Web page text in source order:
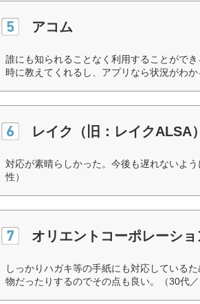
アコム
誰にも知られることなく利用することがで
時に教えてくれるし、アプリなら状況がわ
レイク（旧：レイクALSA）
対応が素晴らしかった。今後も遅れないよ
性）
オリエントコーポレーショ
しっかりハガキ等の手紙にも対応している
物だったりするのでその点も良い。（30代／